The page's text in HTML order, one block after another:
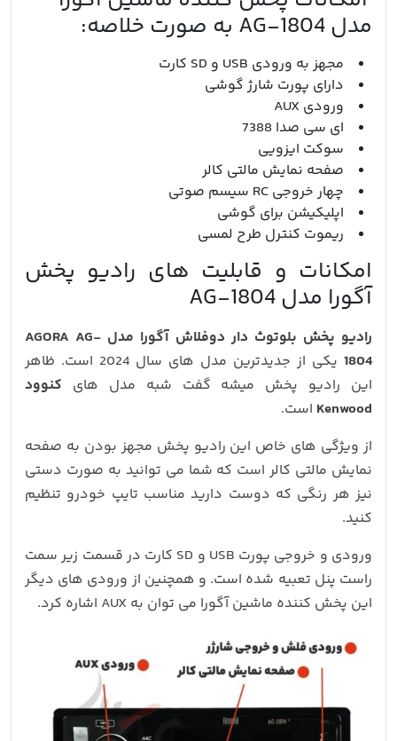
مدل AG-1804 به صورت خلاصه:
مجهز به ورودی USB و SD کارت
دارای پورت شارژ گوشی
ورودی AUX
ای سی صدا 7388
سوکت ایزویی
صفحه نمایش مالتی کالر
چهار خروجی RC سیسم صوتی
اپلیکیشن برای گوشی
ریموت کنترل طرح لمسی
امکانات و قابلیت های رادیو پخش
آگورا مدل AG-1804
رادیو پخش بلوتوث دار دوفلاش آگورا مدل AGORA AG-
1804
یکی از جدیدترین مدل های سال 2024 است. ظاهر
این رادیو پخش میشه گفت شبه مدل های کنوود
Kenwood است.
از ویژگی های خاص این رادیو پخش مجهز بودن به صفحه
نمایش مالتی کالر است که شما می توانید به صورت دستی
نیز هر رنگی که دوست دارید مناسب تایپ خودرو تنظیم
کنید.
ورودی و خروجی پورت USB و SD کارت در قسمت زیر سمت
راست پنل تعبیه شده است. و همچنین از ورودی های دیگر
این پخش کننده ماشین آگورا می توان به AUX اشاره کرد.